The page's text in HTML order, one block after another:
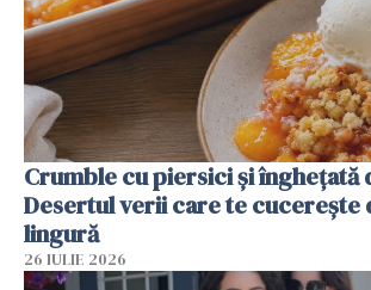
Crumble cu piersici și înghețată
Desertul verii care te cucerește
lingură
26 IULIE 2026